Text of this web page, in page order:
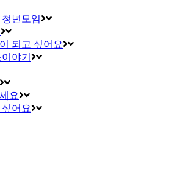
년모임
되고 싶어요
야기
요
어요